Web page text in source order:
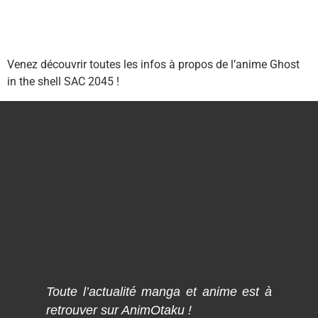
Venez découvrir toutes les infos à propos de l’anime Ghost
in the shell SAC 2045 !
Toute l’actualité manga et anime est à
retrouver sur AnimOtaku !